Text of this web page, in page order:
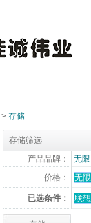
> 存储
存储筛选
产品品牌：
无限
价格：
无限
已选条件： 联想